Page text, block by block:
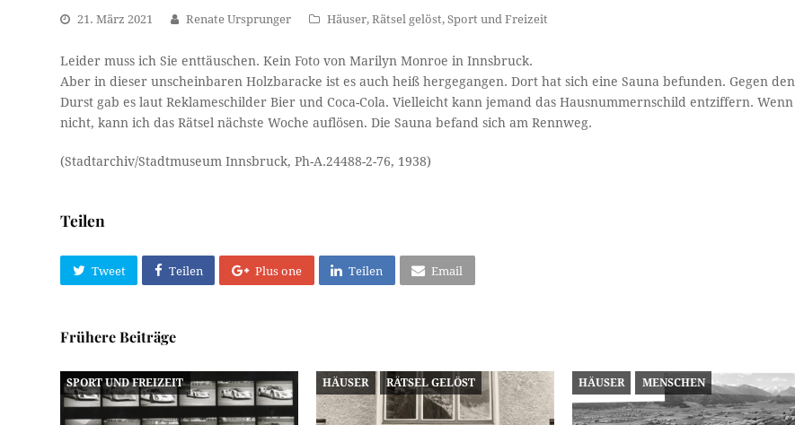
21. März 2021 Renate Ursprunger Häuser,Rätsel gelöst,Sport und Freizeit
Leider muss ich Sie enttäuschen. Kein Foto von Marilyn Monroe in Innsbruck.
Aber in dieser unscheinbaren Holzbaracke ist es auch heiß hergegangen. Dort hat sich eine Sauna befunden. Gegen den
Durst gab es laut Reklameschilder Bier und Coca-Cola. Vielleicht kann jemand das Hausnummernschild entziffern. Wenn
nicht, kann ich das Rätsel nächste Woche auflösen. Die Sauna befand sich am Rennweg.
(Stadtarchiv/Stadtmuseum Innsbruck, Ph-A.24488-2-76, 1938)
Teilen
Tweet Teilen Plus one Teilen Email
Frühere Beiträge
SPORT UND FREIZEIT HÄUSER RÄTSEL GELÖST HÄUSER MENSCHEN